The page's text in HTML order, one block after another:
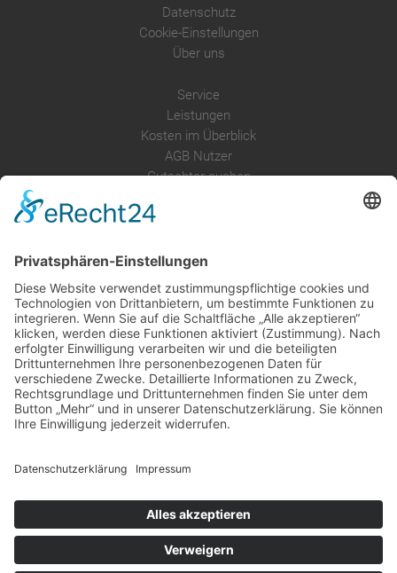
Datenschutz
Cookie-Einstellungen
Über uns
Service
Leistungen
Kosten im Überblick
AGB Nutzer
Gutachter suchen
Anfrage
Presse
Partner: Der DGuSV
als Gutachter eintragen
Infos für Suchende